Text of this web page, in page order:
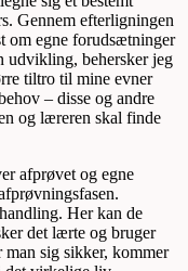
Gennem efterligningen
om egne forudsætninger
udvikling, behersker jeg
tiltro til mine evner
– disse og andre
og læreren skal finde
afprøvet og egne
Her kan de
det lærte og bruger
man sig sikker, kommer